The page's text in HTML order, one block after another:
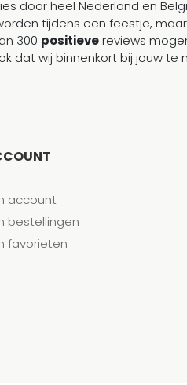
door heel Nederland en
tijdens een feestje,
300 positievereviews
dat wij binnenkort bij jouw te
account
bestellingen
favorieten